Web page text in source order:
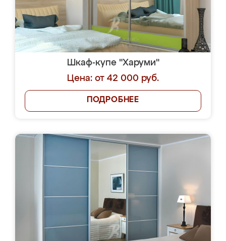
Шкаф-купе "Харуми"
Цена: от 42 000 руб.
ПОДРОБНЕЕ